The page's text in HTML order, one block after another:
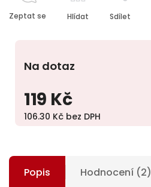
119 Kč
106.30 Kč bez DPH
Na dotaz
Zeptat se Hlídat Sdílet
Popis Hodnocení (2)